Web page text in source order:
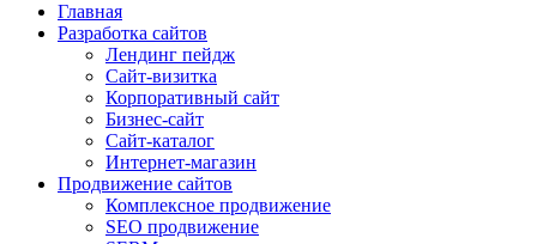
Главная
Разработка сайтов
Лендинг пейдж
Сайт-визитка
Корпоративный сайт
Бизнес-сайт
Сайт-каталог
Интернет-магазин
Продвижение сайтов
Комплексное продвижение
SEO продвижение